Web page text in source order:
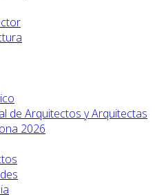
de Arquitectos y Arquitectas
2026